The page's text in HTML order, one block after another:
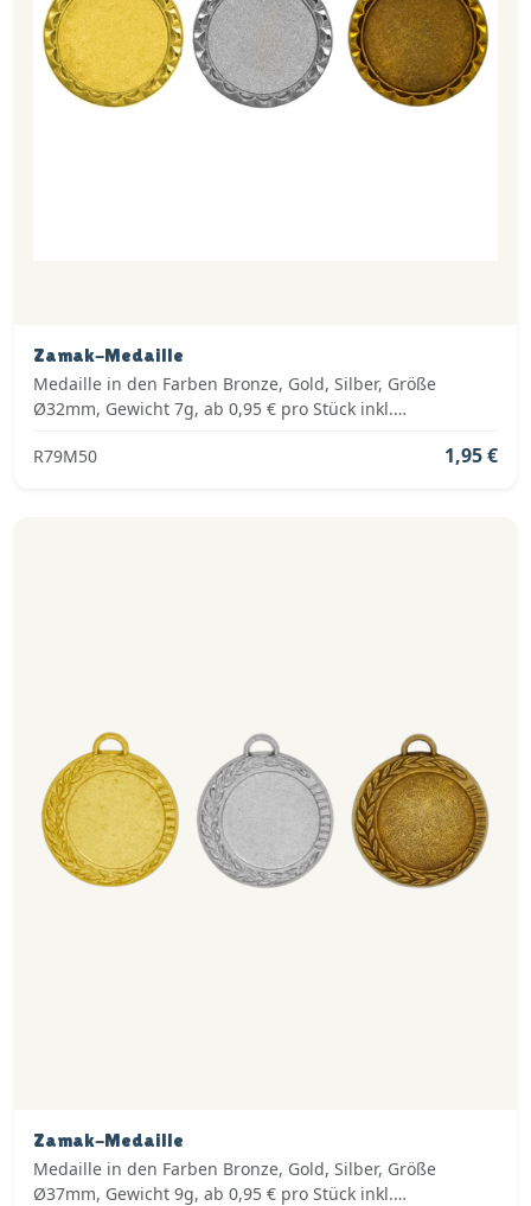
Zamak-Medaille
Medaille in den Farben Bronze, Gold, Silber, Größe
Ø32mm, Gewicht 7g, ab 0,95 € pro Stück inkl.
R79M50
1,95 €
Zamak-Medaille
Medaille in den Farben Bronze, Gold, Silber, Größe
Ø37mm, Gewicht 9g, ab 0,95 € pro Stück inkl.